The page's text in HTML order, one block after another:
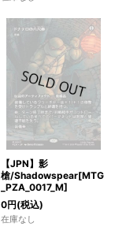
【JPN】影
槍/Shadowspear[MTG
_PZA_0017_M]
0円(税込)
在庫なし